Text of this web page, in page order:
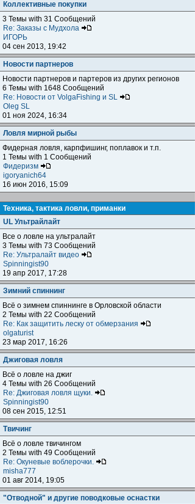
Коллективные покупки
3 Темы with 31 Сообщений
Re: Заказы с Мудхола
ИГОРЬ
04 сен 2013, 19:42
Новости партнеров
Новости партнеров и партеров из других регионов
6 Темы with 1648 Сообщений
Re: Новости от VolgaFishing и SL
Oleg SL
01 ноя 2024, 16:34
Ловля мирной рыбы
Фидерная ловля, карпфишинг, поплавок и т.п.
1 Темы with 1 Сообщений
Фидеризм
igoryanich64
16 июн 2016, 15:09
Техника, тактика ловли, приманки
UL Ультрайлайт
Все о ловле на ультралайт
3 Темы with 73 Сообщений
Re: Ультралайт видео
Spinningist90
19 апр 2017, 17:28
Зимний спиннинг
Всё о зимнем спиннинге в Орловской области
2 Темы with 22 Сообщений
Re: Как защитить леску от обмерзания
olgaturist
23 мар 2017, 16:26
Джиговая ловля
Всё о ловле на джиг
4 Темы with 26 Сообщений
Re: Джиговая ловля щуки.
Spinningist90
08 сен 2015, 12:51
Твичинг
Всё о ловле твичингом
2 Темы with 49 Сообщений
Re: Окуневые воблерочки.
misha777
01 авг 2014, 19:05
"Отводной" и другие поводковые оснастки